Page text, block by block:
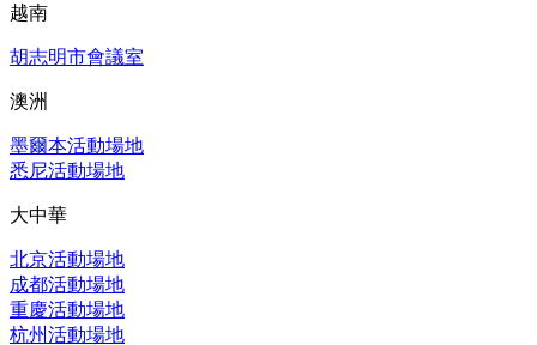
越南
胡志明市會議室
澳洲
墨爾本活動場地
悉尼活動場地
大中華
北京活動場地
成都活動場地
重慶活動場地
杭州活動場地